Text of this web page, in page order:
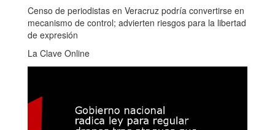
Censo de periodistas en Veracruz podría convertirse en
mecanismo de control; advierten riesgos para la libertad
de expresión
La Clave Online